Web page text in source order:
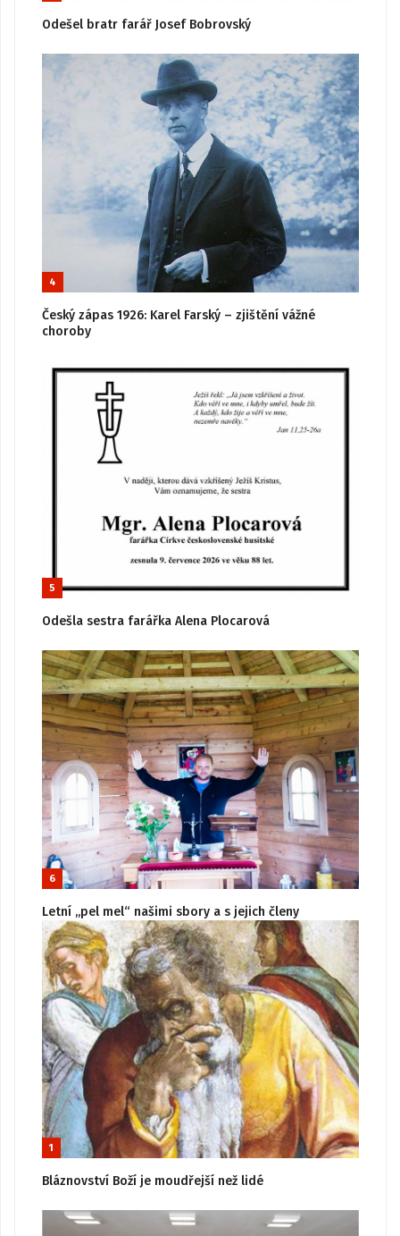
Odešel bratr farář Josef Bobrovský
4
Český zápas 1926: Karel Farský – zjištění vážné
choroby
5
Odešla sestra farářka Alena Plocarová
6
Letní „pel mel“ našimi sbory a s jejich členy
1
Bláznovství Boží je moudřejší než lidé